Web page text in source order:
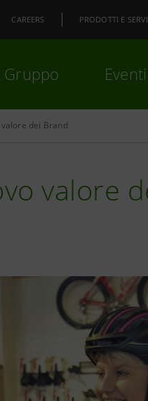
CAREERS PRODOTTI E
Gruppo
dei Brand
valore